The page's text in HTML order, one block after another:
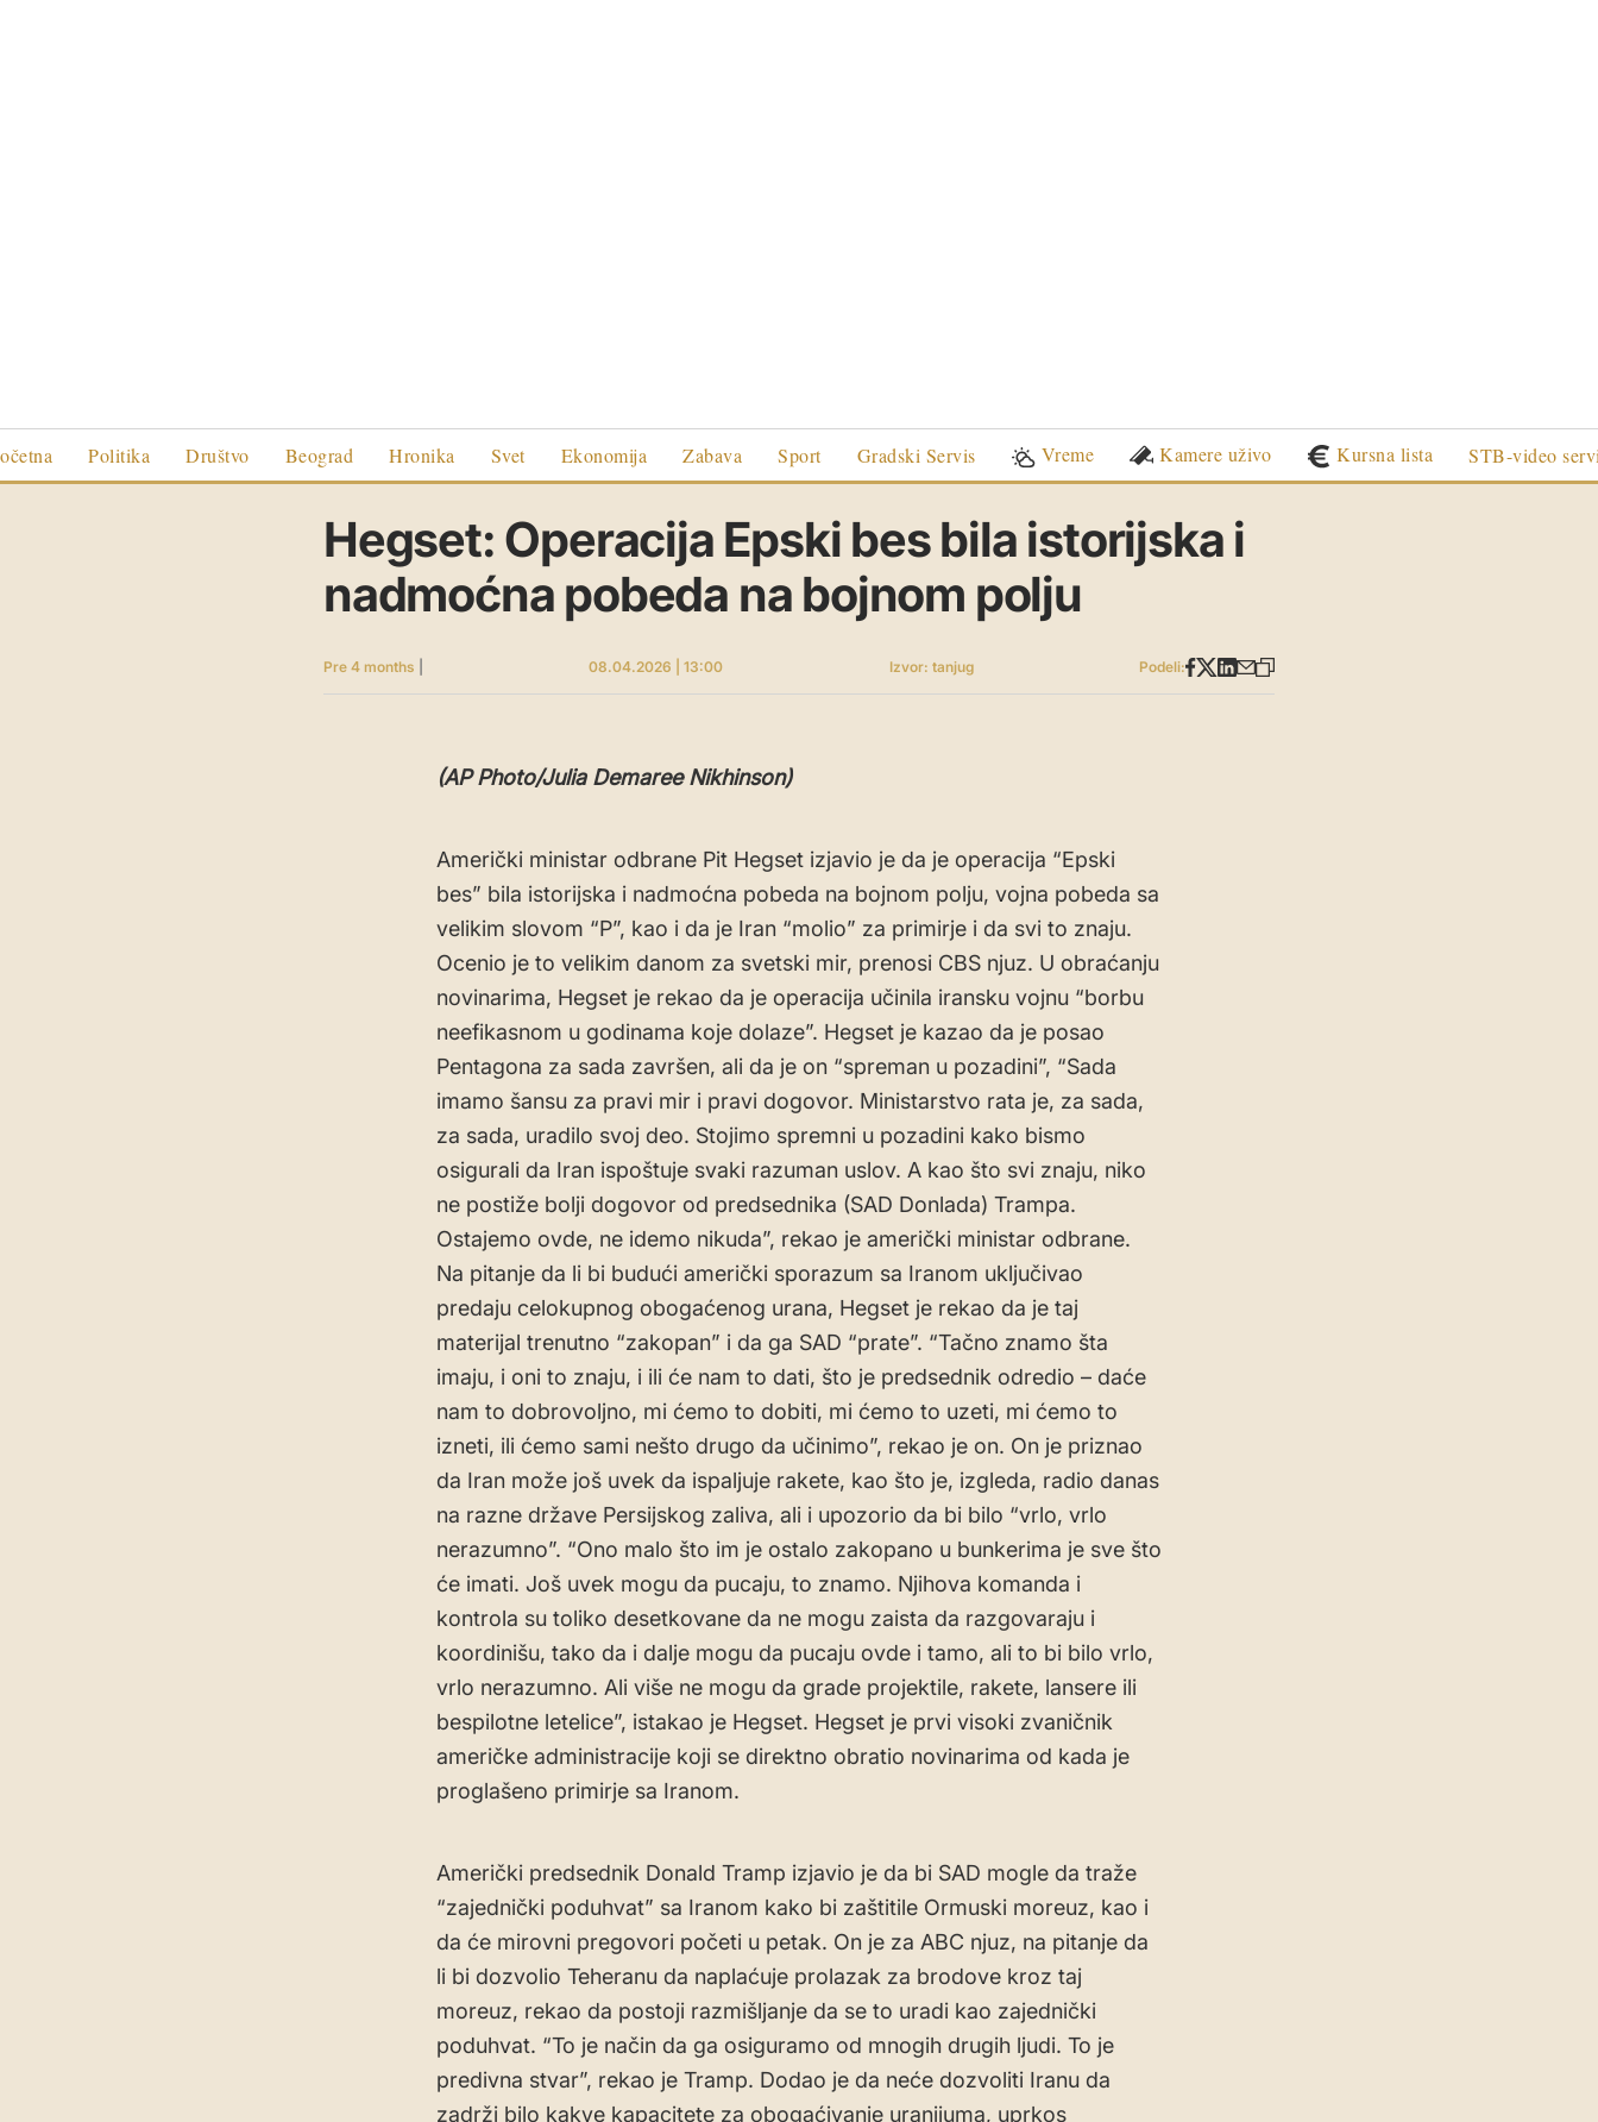
Politika Društvo Beograd Hronika Svet Ekonomija Zabava Sport Gradski Servis Vreme Kamere uživo Kursna lista STB-video
Hegset: Operacija Epski bes bila istorijska i
nadmoćna pobeda na bojnom polju
Pre 4 months 08.04.2026 | 13:00 Izvor: tanjug Podeli:
(AP Photo/Julia Demaree Nikhinson)
Američki ministar odbrane Pit Hegset izjavio je da je operacija “Epski
bes” bila istorijska i nadmoćna pobeda na bojnom polju, vojna pobeda sa
velikim slovom “P”, kao i da je Iran “molio” za primirje i da svi to znaju.
Ocenio je to velikim danom za svetski mir, prenosi CBS njuz. U obraćanju
novinarima, Hegset je rekao da je operacija učinila iransku vojnu “borbu
neefikasnom u godinama koje dolaze”. Hegset je kazao da je posao
Pentagona za sada završen, ali da je on “spreman u pozadini”, “Sada
imamo šansu za pravi mir i pravi dogovor. Ministarstvo rata je, za sada,
za sada, uradilo svoj deo. Stojimo spremni u pozadini kako bismo
osigurali da Iran ispoštuje svaki razuman uslov. A kao što svi znaju, niko
ne postiže bolji dogovor od predsednika (SAD Donlada) Trampa.
Ostajemo ovde, ne idemo nikuda”, rekao je američki ministar odbrane.
Na pitanje da li bi budući američki sporazum sa Iranom uključivao
predaju celokupnog obogaćenog urana, Hegset je rekao da je taj
materijal trenutno “zakopan” i da ga SAD “prate”. “Tačno znamo šta
imaju, i oni to znaju, i ili će nam to dati, što je predsednik odredio – daće
nam to dobrovoljno, mi ćemo to dobiti, mi ćemo to uzeti, mi ćemo to
izneti, ili ćemo sami nešto drugo da učinimo”, rekao je on. On je priznao
da Iran može još uvek da ispaljuje ​​rakete, kao što je, izgleda, radio danas
na razne države Persijskog zaliva, ali i upozorio da bi bilo “vrlo, vrlo
nerazumno”. “Ono malo što im je ostalo zakopano u bunkerima je sve što
će imati. Još uvek mogu da pucaju, to znamo. Njihova komanda i
kontrola su toliko desetkovane da ne mogu zaista da razgovaraju i
koordinišu, tako da i dalje mogu da pucaju ovde i tamo, ali to bi bilo vrlo,
vrlo nerazumno. Ali više ne mogu da grade projektile, rakete, lansere ili
bespilotne letelice”, istakao je Hegset. Hegset je prvi visoki zvaničnik
američke administracije koji se direktno obratio novinarima od kada je
proglašeno primirje sa Iranom.
Američki predsednik Donald Tramp izjavio je da bi SAD mogle da traže
“zajednički poduhvat” sa Iranom kako bi zaštitile Ormuski moreuz, kao i
da će mirovni pregovori početi u petak. On je za ABC njuz, na pitanje da
li bi dozvolio Teheranu da naplaćuje prolazak za brodove kroz taj
moreuz, rekao da postoji razmišljanje da se to uradi kao zajednički
poduhvat. “To je način da ga osiguramo od mnogih drugih ljudi. To je
predivna stvar”, rekao je Tramp. Dodao je da neće dozvoliti Iranu da
zadrži bilo kakve kapacitete za obogaćivanje uranijuma, uprkos